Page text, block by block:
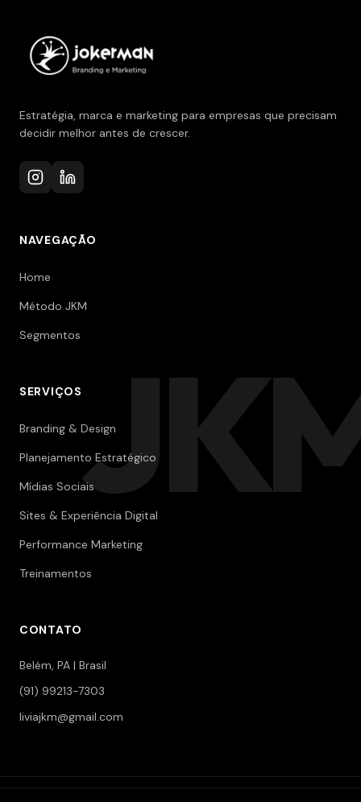
Estratégia, marca e marketing para empresas que precisam
decidir melhor antes de crescer.
NAVEGAÇÃO
Home
Método JKM
Segmentos
SERVIÇOS
Branding & Design
Planejamento Estratégico
Mídias Sociais
Sites & Experiência Digital
Performance Marketing
Treinamentos
CONTATO
Belém, PA | Brasil
(91) 99213-7303
liviajkm@gmail.com